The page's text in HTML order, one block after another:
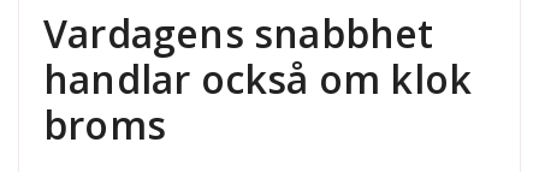
Vardagens snabbhet
handlar också om klok
broms